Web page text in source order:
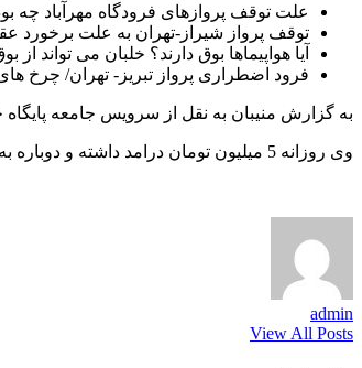
علت توقف پروازهای فرودگاه مهرآباد چه
توقف پرواز شیراز-تهران به علت برخورد
آیا هواپیماها بوق دارند؟ خلبان می تواند
فرود اضطراری پرواز تبریز- تهران/ چرخ
به گزارش منیبان به نقل از سرویس جامعه
وی روزانه 5 میلیون تومان درامد داشته و دوباره به شهر خودش برمیگشته است.
admin
View All Posts